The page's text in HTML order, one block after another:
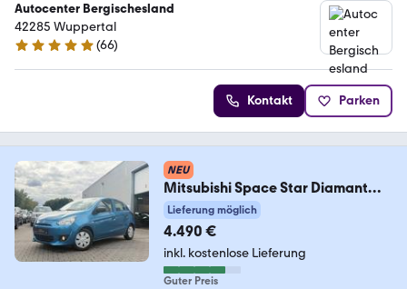
Autocenter Bergischesland
42285 Wuppertal
4.8 Sterne
(66)
Kontakt Parken
NEU
Mitsubishi Space Star Diamant
Edition
Lieferung möglich
4.490 €
inkl. kostenlose Lieferung
Guter Preis